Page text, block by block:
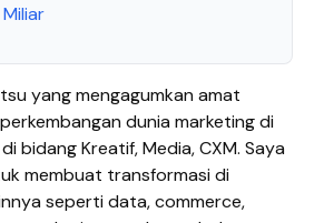
Miliar
yang mengagumkan amat
dunia marketing di
bidang Kreatif, Media, CXM. Saya
membuat transformasi di
seperti data, commerce,